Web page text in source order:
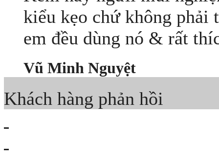
kiểu kẹo chứ không phải
em đều dùng nó & rất
Vũ Minh Nguyệt
Khách hàng phản hồi